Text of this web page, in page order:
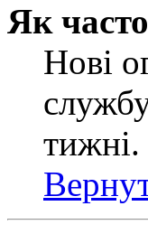
Як
Нові
тижні.